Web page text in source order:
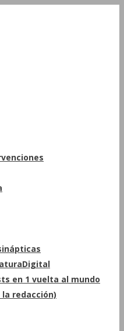
en 1 vuelta al mundo
redacción)